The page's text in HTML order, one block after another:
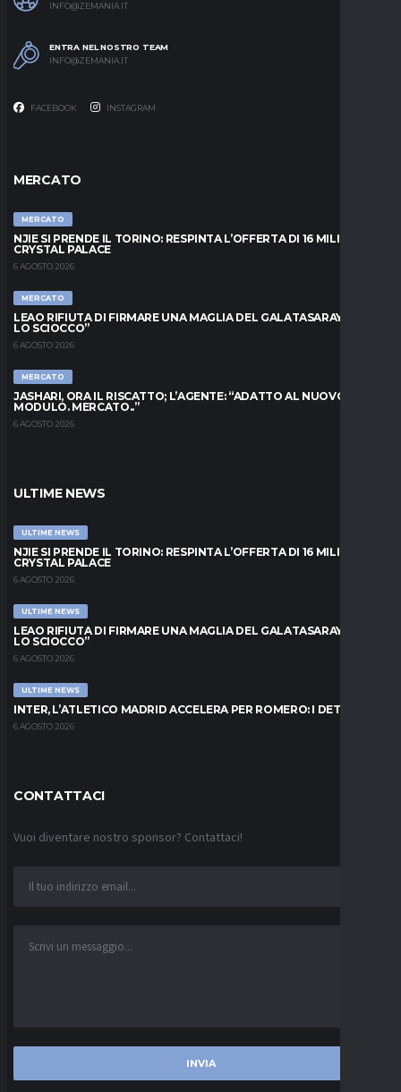
INFO@ZEMANIA.IT
ENTRA NEL NOSTRO TEAM
INFO@ZEMANIA.IT
FACEBOOK INSTAGRAM
MERCATO
MERCATO
NJIE SI PRENDE IL TORINO: RESPINTA L’OFFERTA DI 16 MILIONI DAL
CRYSTAL PALACE
6 AGOSTO 2026
MERCATO
LEAO RIFIUTA DI FIRMARE UNA MAGLIA DEL GALATASARAY: “FAI
LO SCIOCCO”
6 AGOSTO 2026
MERCATO
JASHARI, ORA IL RISCATTO; L’AGENTE: “ADATTO AL NUOVO
MODULO. MERCATO..”
6 AGOSTO 2026
ULTIME NEWS
ULTIME NEWS
NJIE SI PRENDE IL TORINO: RESPINTA L’OFFERTA DI 16 MILIONI DAL
CRYSTAL PALACE
6 AGOSTO 2026
ULTIME NEWS
LEAO RIFIUTA DI FIRMARE UNA MAGLIA DEL GALATASARAY: “FAI
LO SCIOCCO”
6 AGOSTO 2026
ULTIME NEWS
INTER, L’ATLETICO MADRID ACCELERA PER ROMERO: I DETTAGLI
6 AGOSTO 2026
CONTATTACI
Vuoi diventare nostro sponsor? Contattaci!